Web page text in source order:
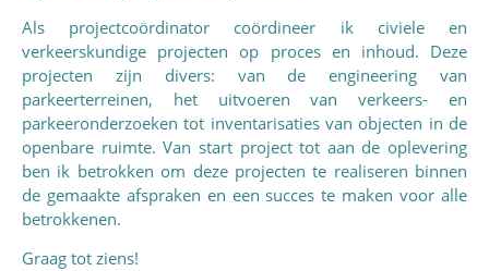
Als projectcoördinator coördineer ik civiele en
verkeerskundige projecten op proces en inhoud. Deze
projecten zijn divers: van de engineering van
parkeerterreinen, het uitvoeren van verkeers- en
parkeeronderzoeken tot inventarisaties van objecten in de
openbare ruimte. Van start project tot aan de oplevering
ben ik betrokken om deze projecten te realiseren binnen
de gemaakte afspraken en een succes te maken voor alle
betrokkenen.
Graag tot ziens!